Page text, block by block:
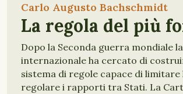
Carlo Augusto Bachschmidt
La regola del più
Dopo la Seconda guerra mondiale
internazionale ha cercato di
sistema di regole capace di limitare
regolare i rapporti tra Stati. La